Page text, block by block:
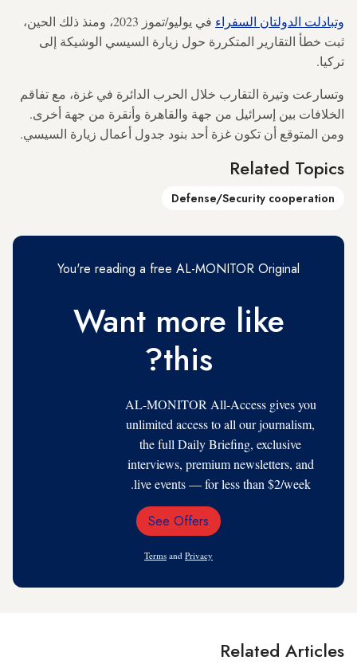
وتبادلت الدولتان السفراء
في يوليو/تموز 2023، ومنذ ذلك الحين،
ثبت خطأ التقارير المتكررة حول زيارة السيسي الوشيكة إلى
تركيا.
وتسارعت وتيرة التقارب خلال الحرب الدائرة في غزة، مع تفاقم
الخلافات بين إسرائيل من جهة والقاهرة وأنقرة من جهة أخرى.
ومن المتوقع أن تكون غزة أحد بنود جدول أعمال زيارة السيسي.
Related Topics
Defense/Security cooperation
You're reading a free AL-MONITOR Original
Want more like
this?
AL-MONITOR All-Access gives you
unlimited access to all our journalism,
the full Daily Briefing, exclusive
interviews, premium newsletters, and
live events — for less than $2/week.
Email
See Offers
Terms and Privacy
Related Articles